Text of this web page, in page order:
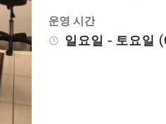
운영 시간
일요일 - 토요일